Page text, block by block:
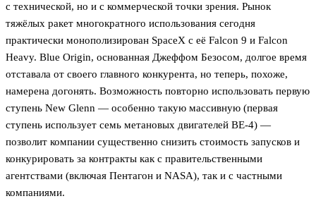
с технической, но и с коммерческой точки зрения. Рынок
тяжёлых ракет многократного использования сегодня
практически монополизирован SpaceX с её Falcon 9 и Falcon
Heavy. Blue Origin, основанная Джеффом Безосом, долгое время
отставала от своего главного конкурента, но теперь, похоже,
намерена догонять. Возможность повторно использовать первую
ступень New Glenn — особенно такую массивную (первая
ступень использует семь метановых двигателей BE-4) —
позволит компании существенно снизить стоимость запусков и
конкурировать за контракты как с правительственными
агентствами (включая Пентагон и NASA), так и с частными
компаниями.